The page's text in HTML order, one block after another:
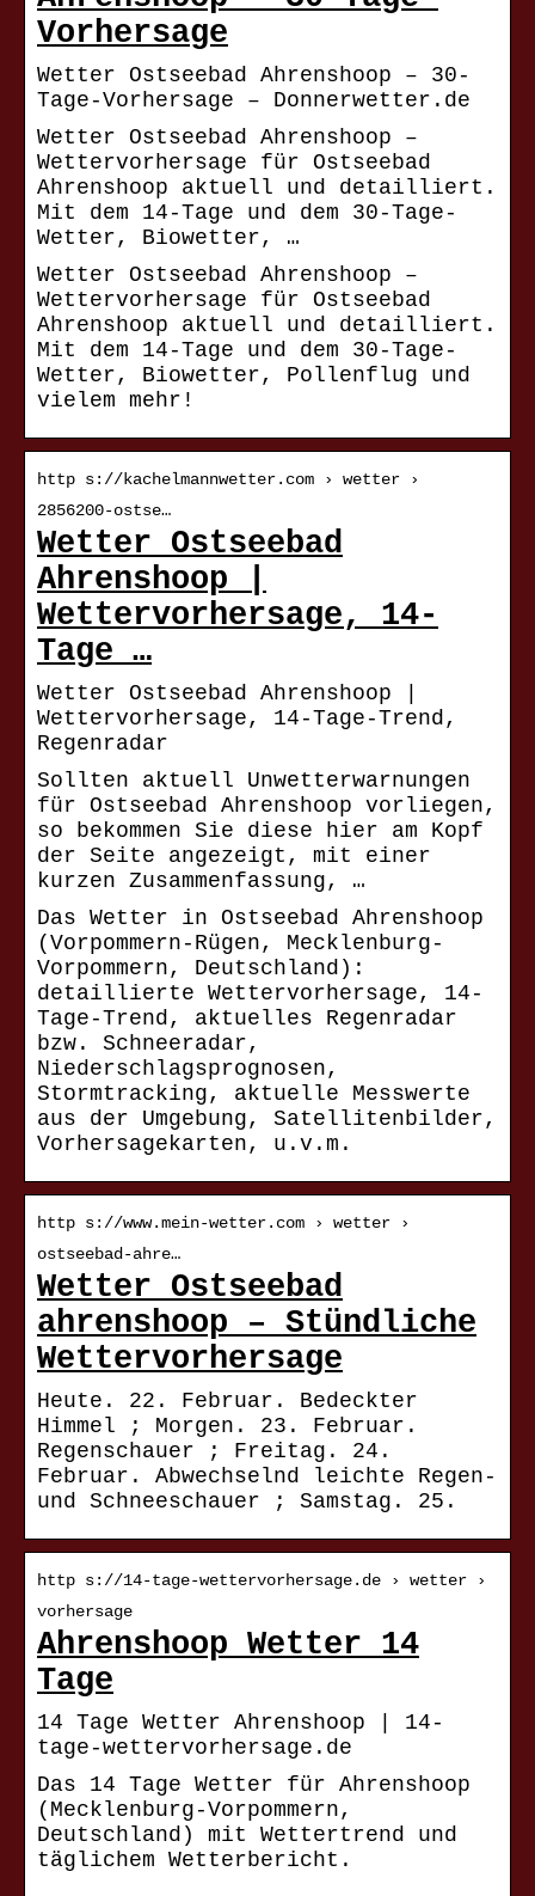
Vorhersage
Wetter Ostseebad Ahrenshoop – 30-
Tage-Vorhersage – Donnerwetter.de
Wetter Ostseebad Ahrenshoop –
Wettervorhersage für Ostseebad
Ahrenshoop aktuell und detailliert.
Mit dem 14-Tage und dem 30-Tage-
Wetter, Biowetter, …
Wetter Ostseebad Ahrenshoop –
Wettervorhersage für Ostseebad
Ahrenshoop aktuell und detailliert.
Mit dem 14-Tage und dem 30-Tage-
Wetter, Biowetter, Pollenflug und
vielem mehr!
http s://kachelmannwetter.com › wetter ›
2856200-ostse…
Wetter Ostseebad
Ahrenshoop |
Wettervorhersage, 14-
Tage …
Wetter Ostseebad Ahrenshoop |
Wettervorhersage, 14-Tage-Trend,
Regenradar
Sollten aktuell Unwetterwarnungen
für Ostseebad Ahrenshoop vorliegen,
so bekommen Sie diese hier am Kopf
der Seite angezeigt, mit einer
kurzen Zusammenfassung, …
Das Wetter in Ostseebad Ahrenshoop
(Vorpommern-Rügen, Mecklenburg-
Vorpommern, Deutschland):
detaillierte Wettervorhersage, 14-
Tage-Trend, aktuelles Regenradar
bzw. Schneeradar,
Niederschlagsprognosen,
Stormtracking, aktuelle Messwerte
aus der Umgebung, Satellitenbilder,
Vorhersagekarten, u.v.m.
http s://www.mein-wetter.com › wetter ›
ostseebad-ahre…
Wetter Ostseebad
ahrenshoop – Stündliche
Wettervorhersage
Heute. 22. Februar. Bedeckter
Himmel ; Morgen. 23. Februar.
Regenschauer ; Freitag. 24.
Februar. Abwechselnd leichte Regen-
und Schneeschauer ; Samstag. 25.
http s://14-tage-wettervorhersage.de › wetter ›
vorhersage
Ahrenshoop Wetter 14
Tage
14 Tage Wetter Ahrenshoop | 14-
tage-wettervorhersage.de
Das 14 Tage Wetter für Ahrenshoop
(Mecklenburg-Vorpommern,
Deutschland) mit Wettertrend und
täglichem Wetterbericht.